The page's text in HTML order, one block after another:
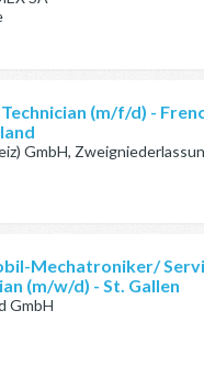
(m/f/d) -
GmbH,
Mechatroniker/
(m/w/d) - St. Gallen
GmbH